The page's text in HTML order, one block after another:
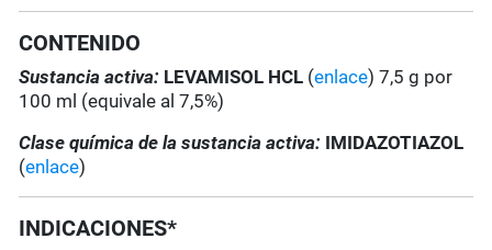
CONTENIDO
Sustancia activa: LEVAMISOL HCL (enlace) 7,5 g por
100 ml (equivale al 7,5%)
Clase química de la sustancia activa: IMIDAZOTIAZOL
(enlace)
INDICACIONES*